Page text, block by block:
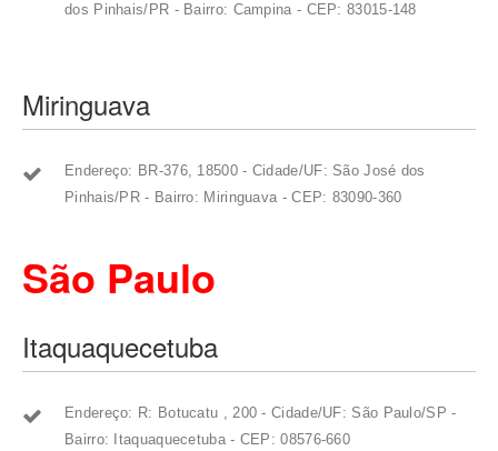
dos Pinhais/PR - Bairro: Campina - CEP: 83015-148
Miringuava
Endereço: BR-376, 18500 - Cidade/UF: São José dos
Pinhais/PR - Bairro: Miringuava - CEP: 83090-360
São Paulo
Itaquaquecetuba
Endereço: R: Botucatu , 200 - Cidade/UF: São Paulo/SP -
Bairro: Itaquaquecetuba - CEP: 08576-660